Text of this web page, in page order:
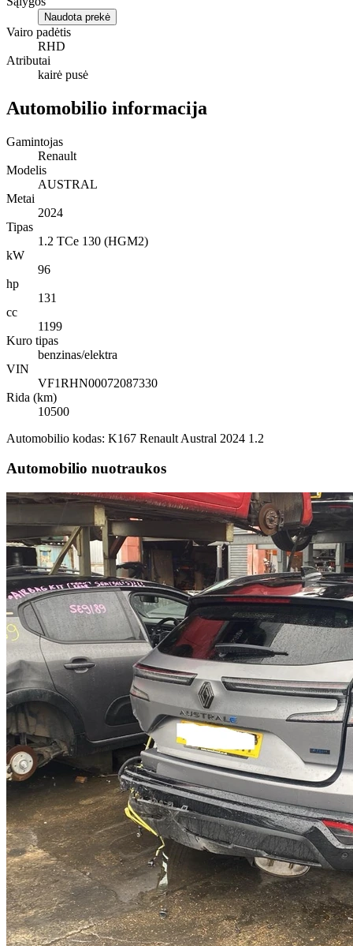
Naudota prekė
Vairo padėtis
RHD
Atributai
kairė pusė
Automobilio informacija
Gamintojas
Renault
Modelis
AUSTRAL
Metai
2024
Tipas
1.2 TCe 130 (HGM2)
kW
96
hp
131
cc
1199
Kuro tipas
benzinas/elektra
VIN
VF1RHN00072087330
Rida (km)
10500
Automobilio kodas: K167 Renault Austral 2024 1.2
Automobilio nuotraukos